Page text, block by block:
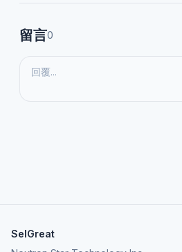
留言0
SelGreat